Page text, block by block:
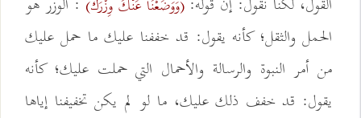
الحمل والثقل؛ كأنه يقول: قد خففنا عليك ما حمل عليك
من أمر النبوة والرسالة والأحمال التي حملت عليك؛ كأنه
يقول: قد خفف ذلك عليك، ما لو لم يكن تخفيفنا إياها